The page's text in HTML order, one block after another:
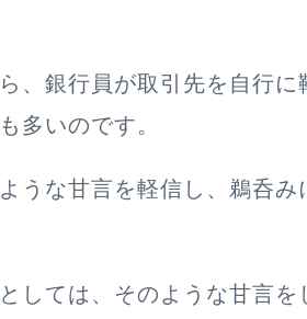
、銀行員が取引先を自行に
多いのです。
うな甘言を軽信し、鵜呑
しては、そのような甘言を